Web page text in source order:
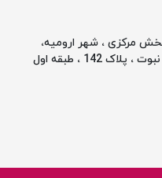
مرکزی ، شهر ارومیه،
، طبقه اول